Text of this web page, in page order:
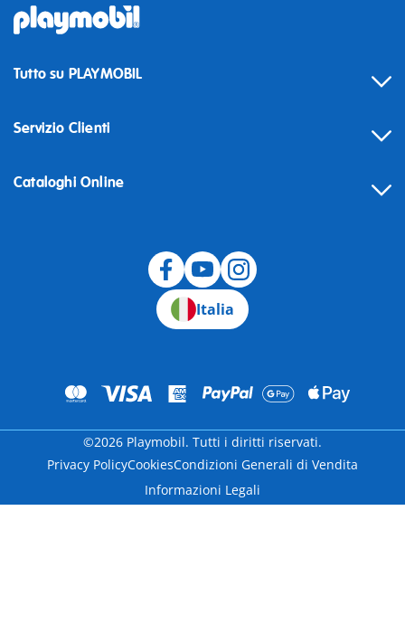
Tutto su PLAYMOBIL
Servizio Clienti
Cataloghi Online
Italia
©2026 Playmobil. Tutti i diritti riservati.
Privacy PolicyCookiesCondizioni Generali di Vendita
Informazioni Legali